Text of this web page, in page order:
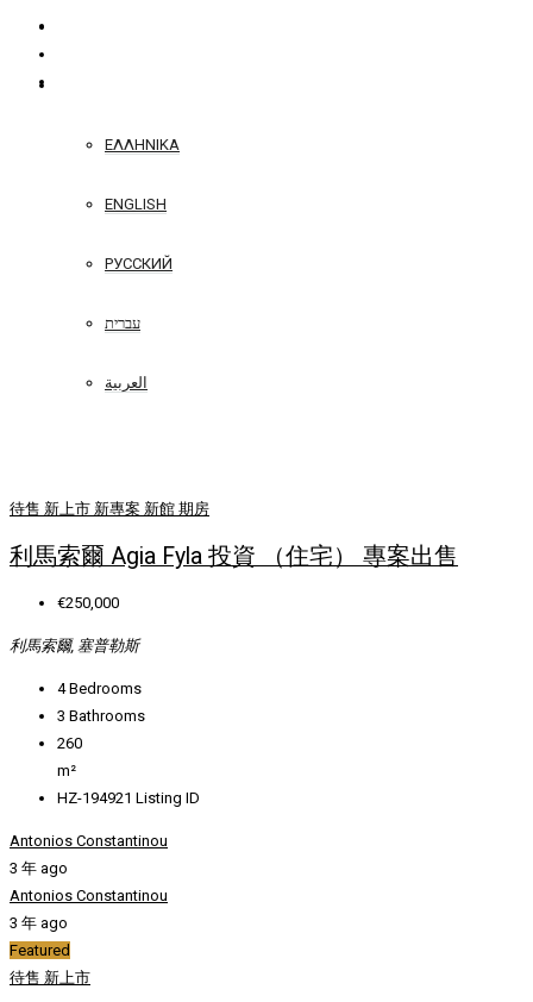
ΕΛΛΗΝΙΚΆ
ENGLISH
РУССКИЙ
עברית
العربية
待售 新上市 新專案 新館 期房
利馬索爾 Agia Fyla 投資 （住宅） 專案出售
€250,000
利馬索爾, 塞普勒斯
4Bedrooms
3 Bathrooms
260
m²
HZ-194921 Listing ID
Antonios Constantinou
3 年 ago
Antonios Constantinou
3 年 ago
Featured
待售 新上市